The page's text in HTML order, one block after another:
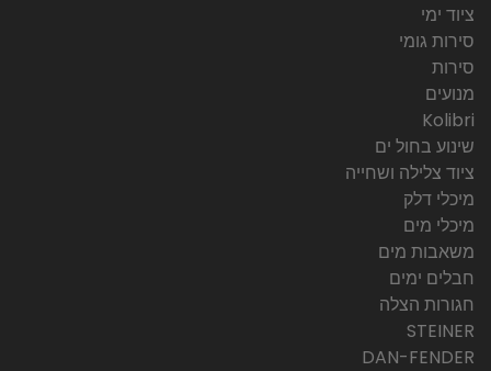
ציוד ימי
סירות גומי
סירות
מנועים
Kolibri
שינוע בחול ים
ציוד צלילה ושחייה
מיכלי דלק
מיכלי מים
משאבות מים
חבלים ימים
חגורות הצלה
STEINER
DAN-FENDER